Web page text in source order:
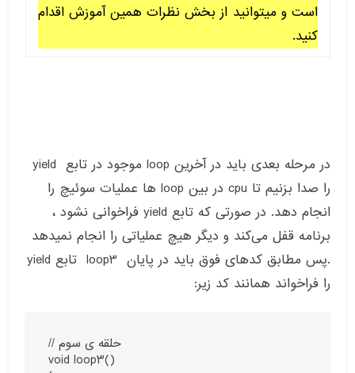
است و میتوانید از بخش نظرات همین آموزش اقدام
کنید.
در مرحله بعدی باید در آخرین loop موجود در تابع yield
را صدا بزنیم تا cpu در بین loop ها عملیات سوئیچ را
انجام دهد. در صورتی که تابع yield فراخوانی نشود ،
برنامه قفل می‌کند و دیگر هیچ عملیاتی را انجام نمیدهد
.پس مطابق کدهای فوق باید در پایان loop3 تابع yield
را فراخواند همانند کد زیر:
// حلقه ی سوم
void loop3()